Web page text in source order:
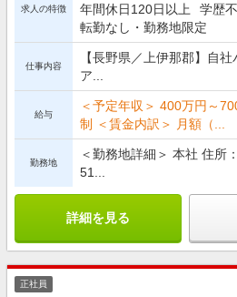
求人の特徴
年間休日120日以上
学歴
転勤なし・勤務地限定
仕事内容
【長野県／上伊那郡】自
ア...
給与
＜予定年収＞ 400万円～
制 ＜賃金内訳＞ 月額（...
勤務地
＜勤務地詳細＞ 本社 住所
51...
詳細を見る
正社員